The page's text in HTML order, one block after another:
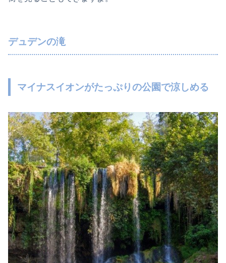
デュデンの滝
マイナスイオンがたっぷりの公園で涼しめる